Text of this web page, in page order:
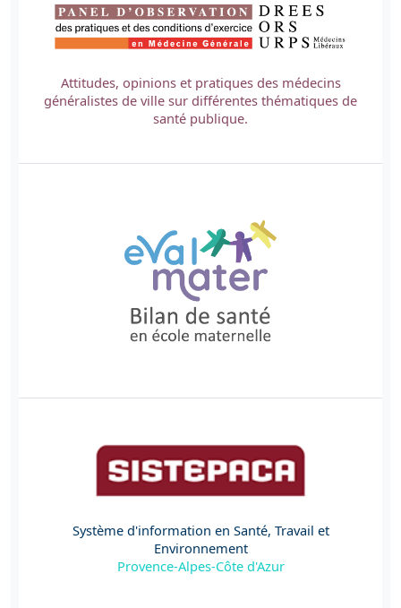
Attitudes, opinions et pratiques des médecins
généralistes de ville sur différentes thématiques de
santé publique.
Système d'information en Santé, Travail et
Environnement
Provence-Alpes-Côte d'Azur